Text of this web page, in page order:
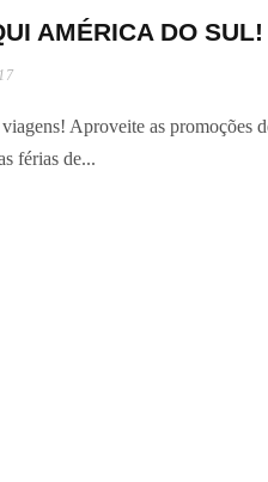
AMÉRICA DO SUL!
Aproveite as promoções
férias de...